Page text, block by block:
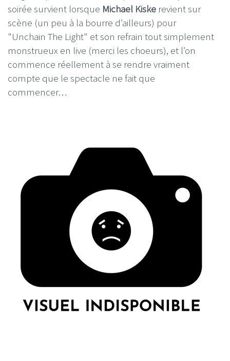
soirée survient lorsque Michael Kiske revient sur
scène (un peu à la bourre d’ailleurs) pour
"Unchain The Light" et son refrain tout simplement
monstrueux en live (merci les choeurs), et l’on
commence réellement à se rendre vraiment
compte que le spectacle ne fait que
commencer…